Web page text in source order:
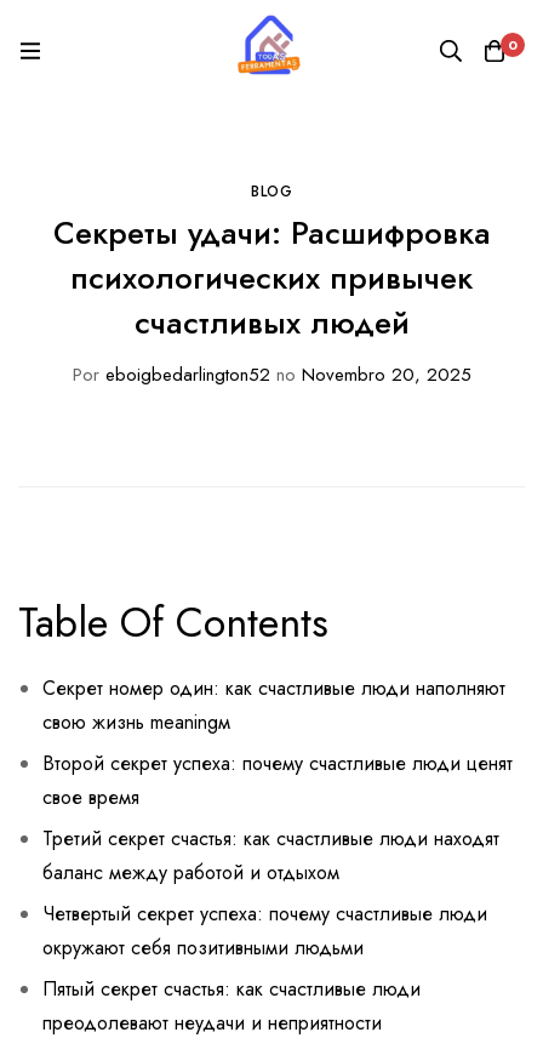
0
BLOG
Секреты удачи: Расшифровка
психологических привычек
счастливых людей
Poreboigbedarlington52 no Novembro 20, 2025
Table Of Contents
Секрет номер один: как счастливые люди наполняют
свою жизнь meaningм
Второй секрет успеха: почему счастливые люди ценят
свое время
Третий секрет счастья: как счастливые люди находят
баланс между работой и отдыхом
Четвертый секрет успеха: почему счастливые люди
окружают себя позитивными людьми
Пятый секрет счастья: как счастливые люди
преодолевают неудачи и неприятности